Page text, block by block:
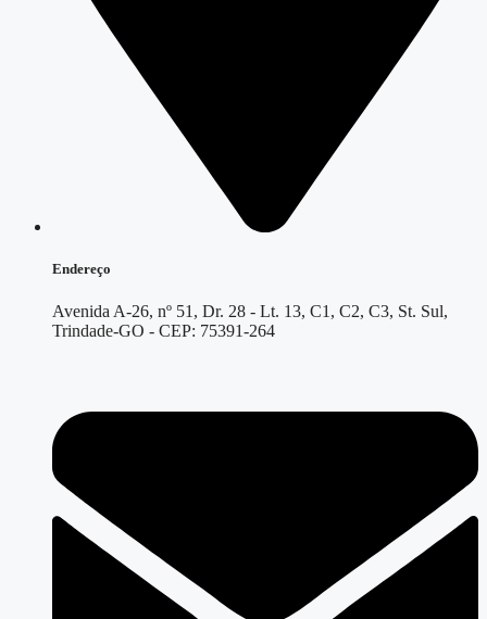
Endereço
Avenida A-26, nº 51, Dr. 28 - Lt. 13, C1, C2, C3, St. Sul,
Trindade-GO - CEP: 75391-264